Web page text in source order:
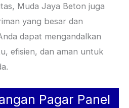
Muda Jaya Beton juga
yang besar dan
dapat mengandalkan
efisien, dan aman untuk
Pagar Panel